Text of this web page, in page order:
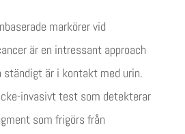
markörer vid
är en intressant approach
är i kontakt med urin.
invasivt test som detekterar
som frigörs från